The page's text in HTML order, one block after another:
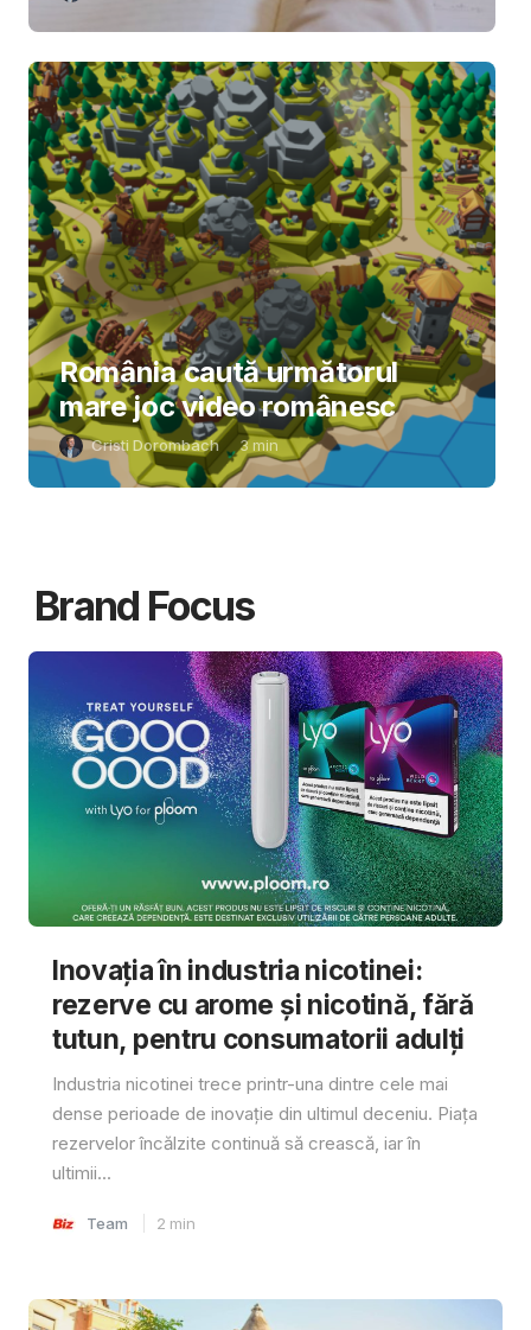
România caută următorul
mare joc video românesc
Cristi Dorombach 3min
Brand Focus
Inovația în industria nicotinei:
rezerve cu arome și nicotină, fără
tutun, pentru consumatorii adulți
Industria nicotinei trece printr-una dintre cele mai
dense perioade de inovație din ultimul deceniu. Piața
rezervelor încălzite continuă să crească, iar în
ultimii...
Team 2 min